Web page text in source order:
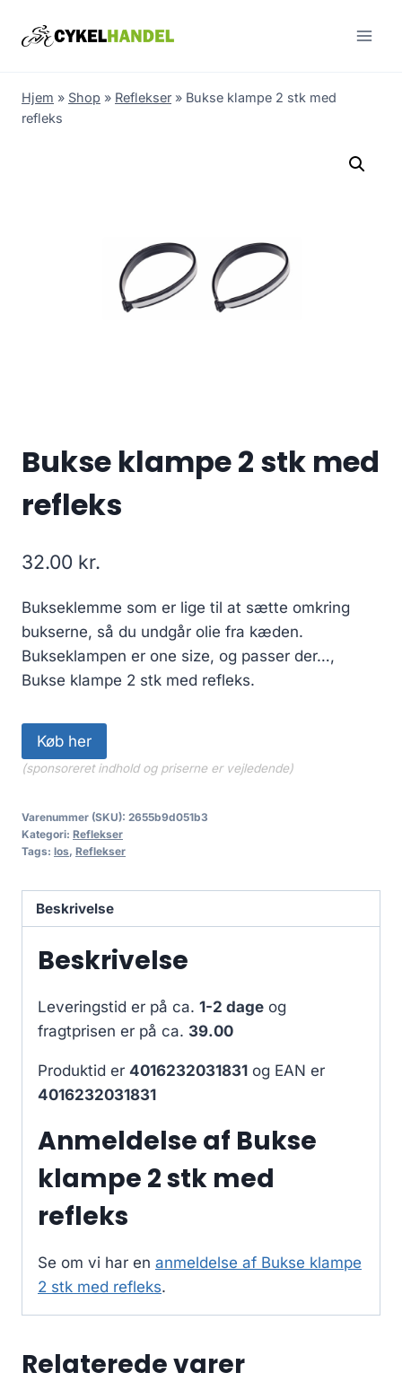
Hjem » Shop » Reflekser » Bukse klampe 2 stk med
refleks
Bukse klampe 2 stk med
refleks
32.00 kr.
Bukseklemme som er lige til at sætte omkring
bukserne, så du undgår olie fra kæden.
Bukseklampen er one size, og passer der…,
Bukse klampe 2 stk med refleks.
Køb her
(sponsoreret indhold og priserne er vejledende)
Varenummer (SKU): 2655b9d051b3
Kategori: Reflekser
Tags: los, Reflekser
Beskrivelse
Beskrivelse
Leveringstid er på ca. 1-2 dage og
fragtprisen er på ca. 39.00
Produktid er 4016232031831 og EAN er
4016232031831
Anmeldelse af Bukse
klampe 2 stk med
refleks
Se om vi har en anmeldelse af Bukse klampe
2 stk med refleks.
Relaterede varer